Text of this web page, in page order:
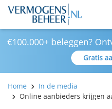
€100.000+ beleggen?
Gratis
Home
In de media
Online aanbieders krijgen